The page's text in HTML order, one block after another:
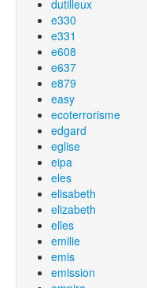
dutilleux
e330
e331
e608
e637
e879
easy
ecoterrorisme
edgard
eglise
eipa
eles
elisabeth
elizabeth
elles
emilie
emis
emission